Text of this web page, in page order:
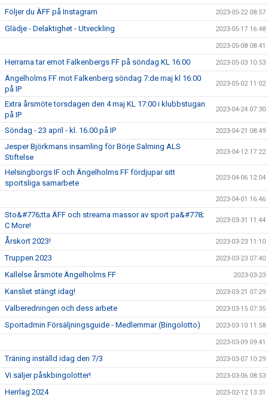
Följer du ÄFF på Instagram 2023-05-22 08:57
Glädje - Delaktighet - Utveckling 2023-05-17 16:48
2023-05-08 08:41
Herrarna tar emot Falkenbergs FF på söndag KL 16:00 2023-05-03 10:53
Ängelholms FF mot Falkenberg söndag 7:de maj kl 16:00
på IP
2023-05-02 11:02
Extra årsmöte torsdagen den 4 maj KL 17:00 i klubbstugan
på IP
2023-04-24 07:30
Söndag - 23 april - kl. 16.00 på IP 2023-04-21 08:49
Jesper Björkmans insamling för Börje Salming ALS
Stiftelse
2023-04-12 17:22
Helsingborgs IF och Ängelholms FF fördjupar sitt
sportsliga samarbete
2023-04-06 12:04
2023-04-01 16:46
Sto&#776;tta ÄFF och streama massor av sport pa&#778;
C More!
2023-03-31 11:44
Årskort 2023! 2023-03-23 11:10
Truppen 2023 2023-03-23 07:40
Kallelse årsmöte Ängelholms FF 2023-03-23
Kansliet stängt idag! 2023-03-21 07:29
Valberedningen och dess arbete 2023-03-15 07:35
Sportadmin Försäljningsguide - Medlemmar (Bingolotto) 2023-03-10 11:58
2023-03-09 09:41
Träning inställd idag den 7/3 2023-03-07 10:29
Vi säljer påskbingolotter! 2023-03-06 08:53
Herrlag 2024 2023-02-12 13:31